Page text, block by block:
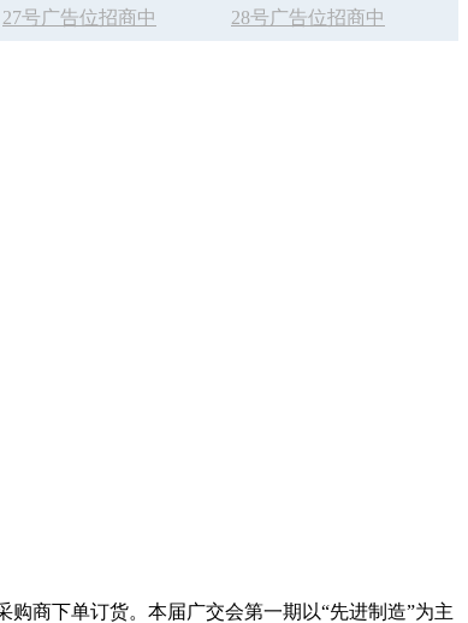
27号广告位招商中
28号广告位招商中
商下单订货。本届广交会第一期以“先进制造”为主